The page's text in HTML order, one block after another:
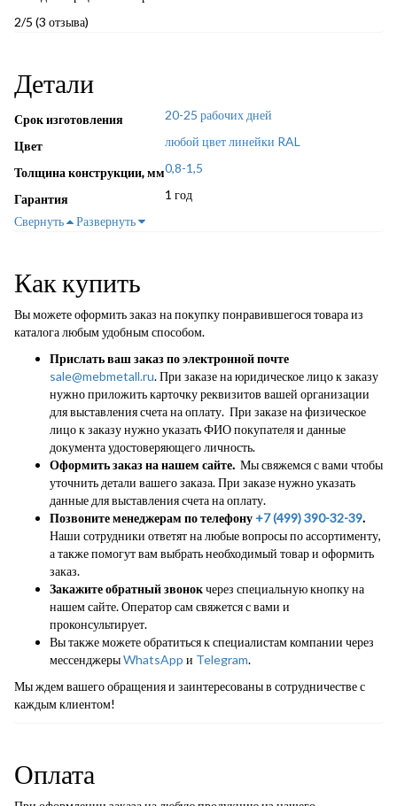
2/5 (3 отзыва)
Детали
Срок изготовления 20-25 рабочих дней
Цвет любой цвет линейки RAL
Толщина конструкции, мм0,8-1,5
Гарантия
1 год
Свернуть
Развернуть
Как купить
Вы можете оформить заказ на покупку понравившегося товара из
каталога любым удобным способом.
Прислать ваш заказ по электронной почте
sale@mebmetall.ru. При заказе на юридическое лицо к заказу
нужно приложить карточку реквизитов вашей организации
для выставления счета на оплату. При заказе на физическое
лицо к заказу нужно указать ФИО покупателя и данные
документа удостоверяющего личность.
Оформить заказ на нашем сайте. Мы свяжемся с вами чтобы
уточнить детали вашего заказа. При заказе нужно указать
данные для выставления счета на оплату.
Позвоните менеджерам по телефону +7 (499) 390-32-39.
Наши сотрудники ответят на любые вопросы по ассортименту,
а также помогут вам выбрать необходимый товар и оформить
заказ.
Закажите обратный звонокчерез специальную кнопку на
нашем сайте. Оператор сам свяжется с вами и
проконсультирует.
Вы также можете обратиться к специалистам компании через
мессенджерыWhatsApp и Telegram.
Мы ждем вашего обращения и заинтересованы в сотрудничестве с
каждым клиентом!
Оплата